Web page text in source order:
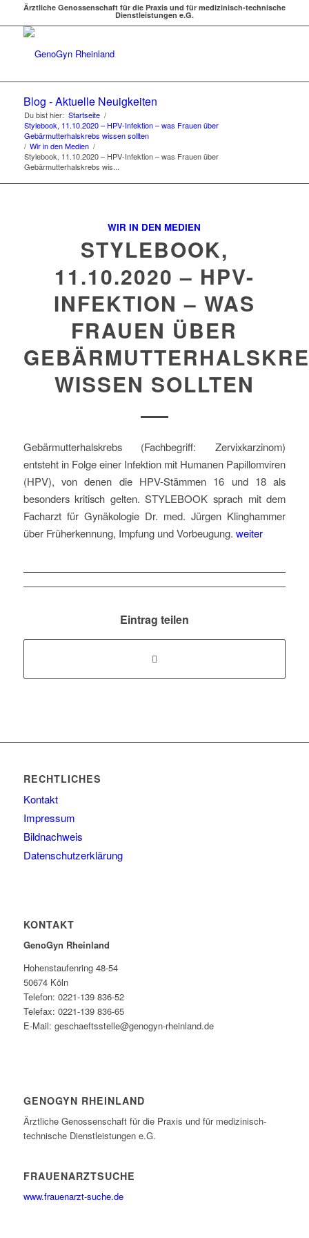
Ärztliche Genossenschaft für die Praxis und für medizinisch-technische
Dienstleistungen e.G.
Blog - Aktuelle Neuigkeiten
Du bist hier: Startseite /
Stylebook, 11.10.2020 – HPV-Infektion – was Frauen über
Gebärmutterhalskrebs wissen sollten
/ Wir in den Medien /
Stylebook, 11.10.2020 – HPV-Infektion – was Frauen über
Gebärmutterhalskrebs wis...
WIR IN DEN MEDIEN
STYLEBOOK,
11.10.2020 – HPV-
INFEKTION – WAS
FRAUEN ÜBER
WISSEN SOLLTEN
Gebärmutterhalskrebs (Fachbegriff: Zervixkarzinom)
entsteht in Folge einer Infektion mit Humanen Papillomviren
(HPV), von denen die HPV-Stämmen 16 und 18 als
besonders kritisch gelten. STYLEBOOK sprach mit dem
Facharzt für Gynäkologie Dr. med. Jürgen Klinghammer
über Früherkennung, Impfung und Vorbeugung. weiter
Eintrag teilen
RECHTLICHES
Kontakt
Impressum
Bildnachweis
Datenschutzerklärung
KONTAKT
GenoGyn Rheinland
Hohenstaufenring 48-54
50674 Köln
Telefon: 0221-139 836-52
Telefax: 0221-139 836-65
E-Mail: geschaeftsstelle@genogyn-rheinland.de
GENOGYN RHEINLAND
Ärztliche Genossenschaft für die Praxis und für medizinisch-
technische Dienstleistungen e.G.
FRAUENARZTSUCHE
www.frauenarzt-suche.de